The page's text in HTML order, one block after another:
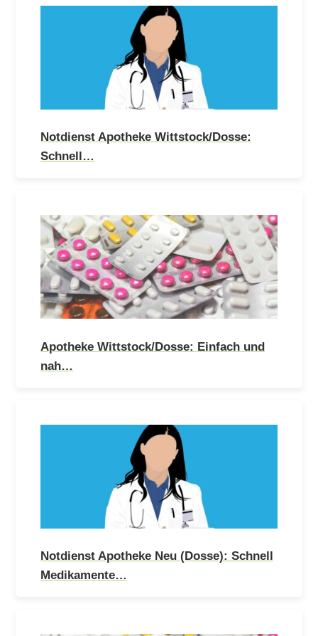
Notdienst Apotheke Wittstock/Dosse:
Schnell…
Apotheke Wittstock/Dosse: Einfach und
nah…
Notdienst Apotheke Neu (Dosse): Schnell
Medikamente…